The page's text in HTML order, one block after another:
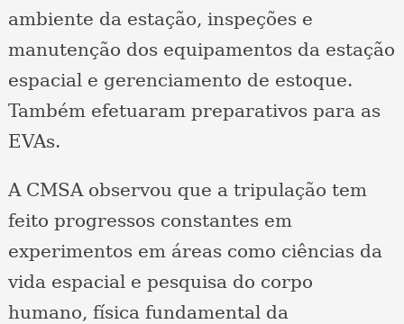
ambiente da estação, inspeções e
manutenção dos equipamentos da estação
espacial e gerenciamento de estoque.
Também efetuaram preparativos para as
EVAs.
A CMSA observou que a tripulação tem
feito progressos constantes em
experimentos em áreas como ciências da
vida espacial e pesquisa do corpo
humano, física fundamental da